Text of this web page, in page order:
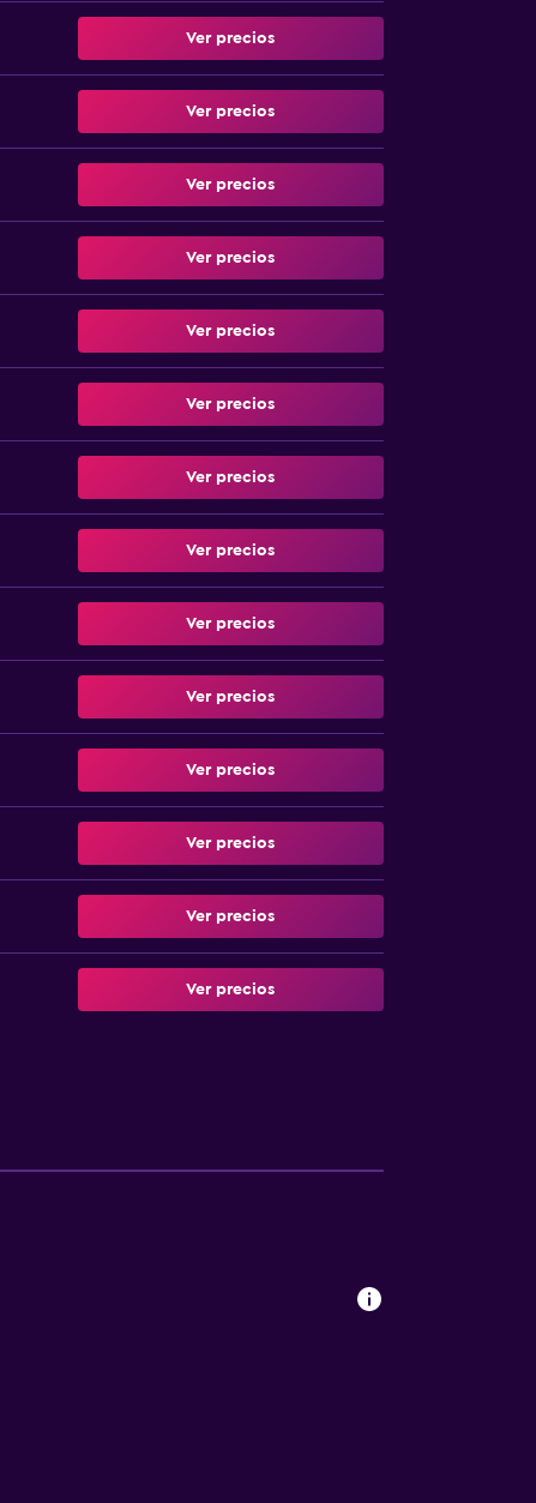
Ver precios
Ver precios
Ver precios
Ver precios
Ver precios
Ver precios
Ver precios
Ver precios
Ver precios
Ver precios
Ver precios
Ver precios
Ver precios
Ver precios